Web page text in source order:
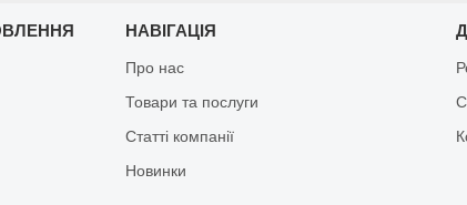
НАВІГАЦІЯ
Про нас
Товари та послуги
Статті компанії
Новинки